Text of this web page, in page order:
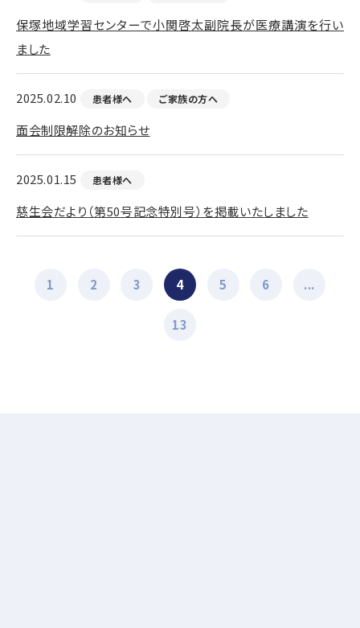
保塚地域学習センターで小関啓太副院長が医療講演を行い
ました
2025.02.10 患者様へ ご家族の方へ
面会制限解除のお知らせ
2025.01.15 患者様へ
慈生会だより（第50号記念特別号）を掲載いたしました
1 2 3 4 5 6 ...
13